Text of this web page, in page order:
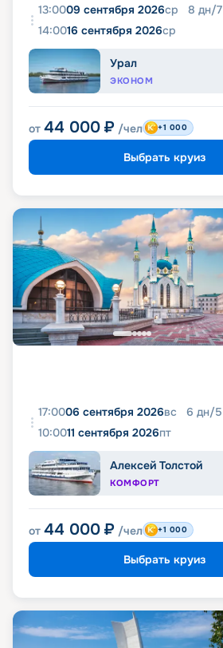
13:0009 сентября 2026ср 8 дн/7
14:0016 сентября 2026ср
Урал
ЭКОНОМ
от 44 000 ₽ /чел +1 000
Выбрать круиз
17:0006 сентября 2026вс 6 дн/5
10:0011 сентября 2026пт
Алексей Толстой
КОМФОРТ
от 44 000 ₽ /чел +1 000
Выбрать круиз